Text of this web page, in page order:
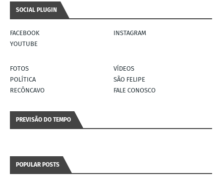
SOCIAL PLUGIN
FACEBOOK
INSTAGRAM
YOUTUBE
FOTOS
VÍDEOS
POLÍTICA
SÃO FELIPE
RECÔNCAVO
FALE CONOSCO
PREVISÃO DO TEMPO
POPULAR POSTS